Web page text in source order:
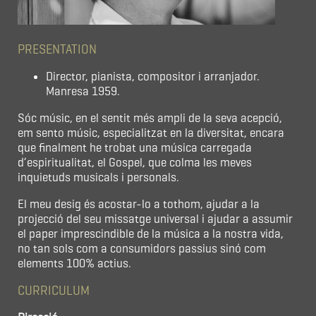
PRESENTATION
Director, pianista, compositor i arranjador.
Manresa 1959.
Sóc músic, en el sentit més ampli de la seva acepció,
em sento músic, especialitzat en la diversitat, encara
que finalment he trobat una música carregada
d’espiritualitat, el Gospel, que colma les meves
inquietuds musicals i personals.
El meu desig és acostar-lo a tothom, ajudar a la
projecció del seu missatge universal i ajudar a assumir
el paper imprescindible de la música a la nostra vida,
no tan sols com a consumidors passius sinó com
elements 100% actius.
CURRICULUM